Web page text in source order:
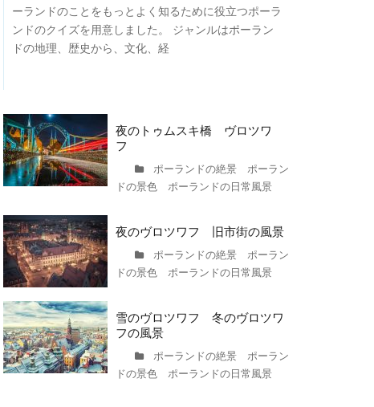
ーランドのことをもっとよく知るために役立つポーラ
ンドのクイズを用意しました。 ジャンルはポーラン
ドの地理、歴史から、文化、経
夜のトゥムスキ橋 ヴロツワ
フ
ポーランドの絶景 ポーラン
ドの景色 ポーランドの日常風景
夜のヴロツワフ 旧市街の風景
ポーランドの絶景 ポーラン
ドの景色 ポーランドの日常風景
雪のヴロツワフ 冬のヴロツワ
フの風景
ポーランドの絶景 ポーラン
ドの景色 ポーランドの日常風景